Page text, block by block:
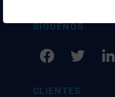
SÍGUENOS
CLIENTES